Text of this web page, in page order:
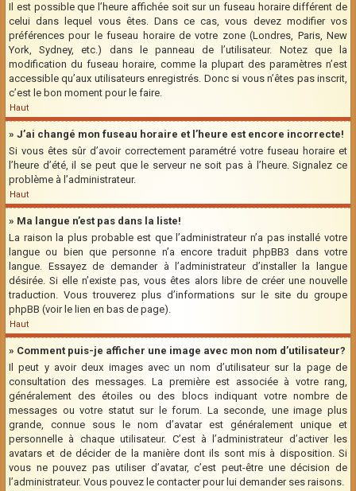
Il est possible que l’heure affichée soit sur un fuseau horaire différent de
celui dans lequel vous êtes. Dans ce cas, vous devez modifier vos
préférences pour le fuseau horaire de votre zone (Londres, Paris, New
York, Sydney, etc.) dans le panneau de l’utilisateur. Notez que la
modification du fuseau horaire, comme la plupart des paramètres n’est
accessible qu’aux utilisateurs enregistrés. Donc si vous n’êtes pas inscrit,
c’est le bon moment pour le faire.
Haut
» J’ai changé mon fuseau horaire et l’heure est encore incorrecte!
Si vous êtes sûr d’avoir correctement paramétré votre fuseau horaire et
l’heure d’été, il se peut que le serveur ne soit pas à l’heure. Signalez ce
problème à l’administrateur.
Haut
» Ma langue n’est pas dans la liste!
La raison la plus probable est que l’administrateur n’a pas installé votre
langue ou bien que personne n’a encore traduit phpBB3 dans votre
langue. Essayez de demander à l’administrateur d’installer la langue
désirée. Si elle n’existe pas, vous êtes alors libre de créer une nouvelle
traduction. Vous trouverez plus d’informations sur le site du groupe
phpBB (voir le lien en bas de page).
Haut
» Comment puis-je afficher une image avec mon nom d’utilisateur?
Il peut y avoir deux images avec un nom d’utilisateur sur la page de
consultation des messages. La première est associée à votre rang,
généralement des étoiles ou des blocs indiquant votre nombre de
messages ou votre statut sur le forum. La seconde, une image plus
grande, connue sous le nom d’avatar est généralement unique et
personnelle à chaque utilisateur. C’est à l’administrateur d’activer les
avatars et de décider de la manière dont ils sont mis à disposition. Si
vous ne pouvez pas utiliser d’avatar, c’est peut-être une décision de
l’administrateur. Vous pouvez le contacter pour lui demander ses raisons.